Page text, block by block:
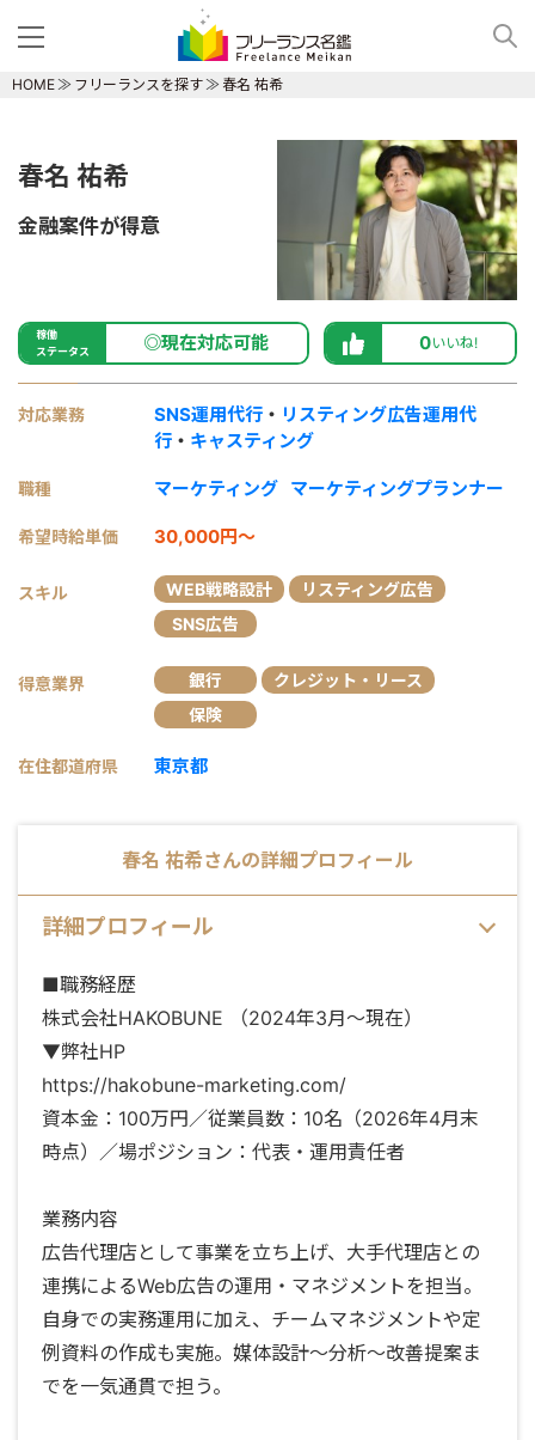
HOME フリーランスを探す 春名 祐希
春名 祐希
金融案件が得意
稼働
ステータス
◎現在対応可能 0いいね!
対応業務 SNS運用代行 ・ リスティング広告運用代
行 ・ キャスティング
職種 マーケティング マーケティングプランナー
希望時給単価 30,000円～
スキル WEB戦略設計
リスティング広告
SNS広告
得意業界 銀行
クレジット・リース
保険
在住都道府県 東京都
春名 祐希さんの詳細プロフィール
詳細プロフィール
■職務経歴
株式会社HAKOBUNE （2024年3月〜現在）
▼弊社HP
https://hakobune-marketing.com/
資本金：100万円／従業員数：10名（2026年4月末
時点）／場ポジション：代表・運用責任者
業務内容
広告代理店として事業を立ち上げ、大手代理店との
連携によるWeb広告の運用・マネジメントを担当。
自身での実務運用に加え、チームマネジメントや定
例資料の作成も実施。媒体設計〜分析〜改善提案ま
でを一気通貫で担う。